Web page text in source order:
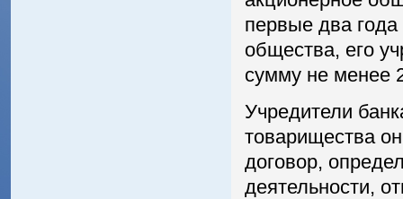
первые два
общества, его
сумму не менее
Учредители
товарищества
договор,
деятельности,